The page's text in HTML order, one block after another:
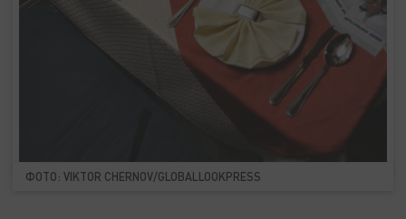
ФОТО: VIKTOR CHERNOV/GLOBALLOOKPRESS